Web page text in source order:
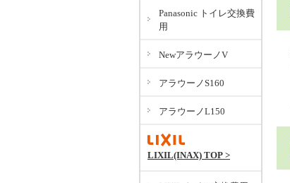
Panasonic トイレ交換費
用
NewアラウーノV
アラウーノS160
アラウーノL150
LIXIL(INAX) TOP >